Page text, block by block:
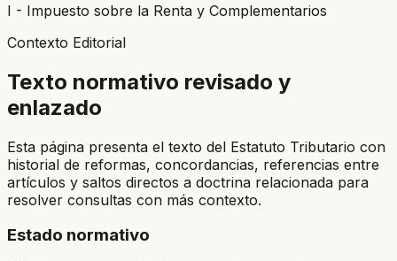
I - Impuesto sobre la Renta y Complementarios
Contexto Editorial
Texto normativo revisado y
enlazado
Esta página presenta el texto del Estatuto Tributario con
historial de reformas, concordancias, referencias entre
artículos y saltos directos a doctrina relacionada para
resolver consultas con más contexto.
Estado normativo